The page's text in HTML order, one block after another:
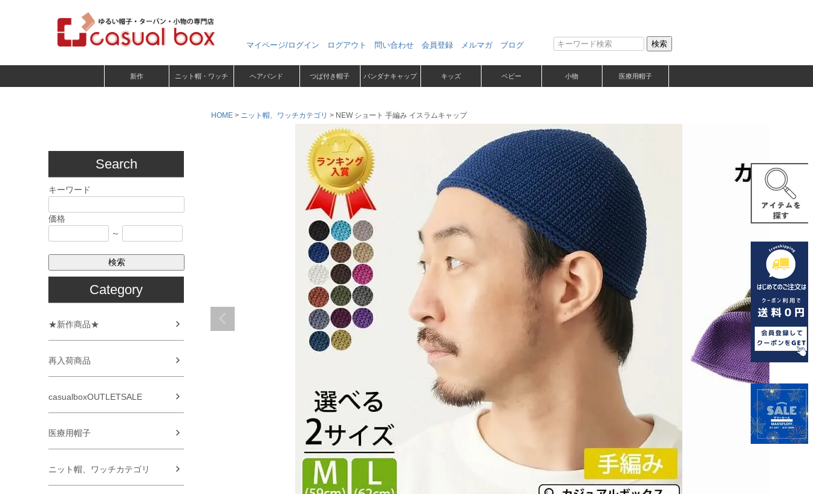
マイページ/ログイン ログアウト 問い合わせ 会員登録 メルマガ ブログ 検索
新作 ニット帽・ワッチ ヘアバンド つば付き帽子 バンダナキャップ キッズ ベビー 小物 医療用帽子
Search
キーワード
価格
～
検索
Category
★新作商品★
再入荷商品
casualboxOUTLETSALE
医療用帽子
ニット帽、ワッチカテゴリ
HOME ニット帽、ワッチカテゴリ NEW ショート 手編み イスラムキャップ